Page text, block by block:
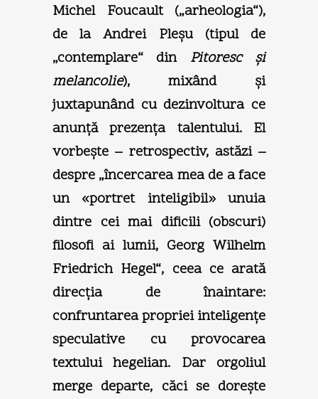
Michel Foucault („arheologia“),
de la Andrei Pleşu (tipul de
„contemplare“ din Pitoresc şi
melancolie), mixând şi
juxtapunând cu dezinvoltura ce
anunţă prezenţa talentului. El
vorbeşte – retrospectiv, astăzi –
despre „încercarea mea de a face
un «portret inteligibil» unuia
dintre cei mai dificili (obscuri)
filosofi ai lumii, Georg Wilhelm
Friedrich Hegel“, ceea ce arată
direcţia de înaintare:
confruntarea propriei inteligenţe
speculative cu provocarea
textului hegelian. Dar orgoliul
merge departe, căci se doreşte